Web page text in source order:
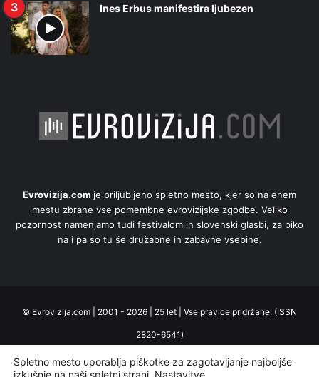
Ines Erbus manifestira ljubezen
Evrovizija.com je priljubljeno spletno mesto, kjer so na enem
mestu zbrane vse pomembne evrovizijske zgodbe. Veliko
pozornost namenjamo tudi festivalom in slovenski glasbi, za piko
na i pa so tu še družabne in zabavne vsebine.
© Evrovizija.com | 2001 - 2026 | 25 let | Vse pravice pridržane. (ISSN
2820-6541)
Domov Uredništvo Oglaševanje Piškotki Zasebnost
Spletno mesto uporablja piškotke za zagotavljanje najboljše
izkušnje na naši spletni strani. Nastavitve